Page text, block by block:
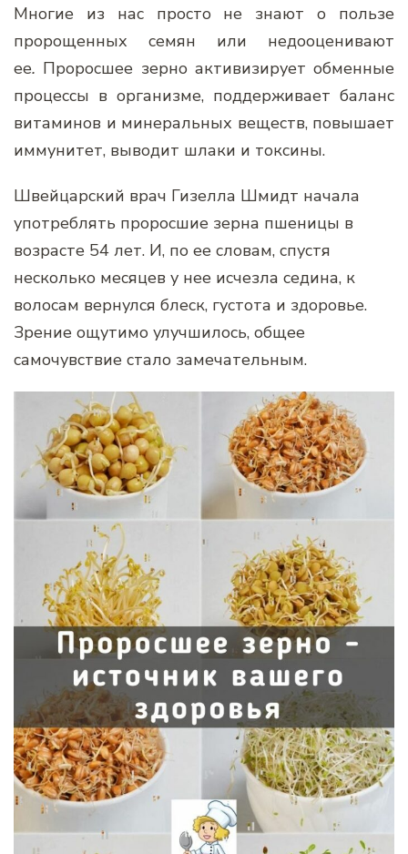
Многие из нас просто не знают о пользе
пророщенных семян или недооценивают
ее. Проросшее зерно активизирует обменные
процессы в организме, поддерживает баланс
витаминов и минеральных веществ, повышает
иммунитет, выводит шлаки и токсины.
Швейцарский врач Гизелла Шмидт начала
употреблять проросшие зерна пшеницы в
возрасте 54 лет. И, по ее словам, спустя
несколько месяцев у нее исчезла седина, к
волосам вернулся блеск, густота и здоровье.
Зрение ощутимо улучшилось, общее
самочувствие стало замечательным.